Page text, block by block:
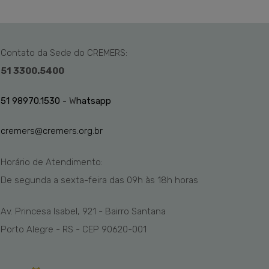
Contato da Sede do CREMERS:
51 3300.5400
51 98970.1530 - Whatsapp
cremers@cremers.org.br
Horário de Atendimento:
De segunda a sexta-feira das 09h às 18h horas
Av. Princesa Isabel, 921 - Bairro Santana
Porto Alegre - RS - CEP 90620-001